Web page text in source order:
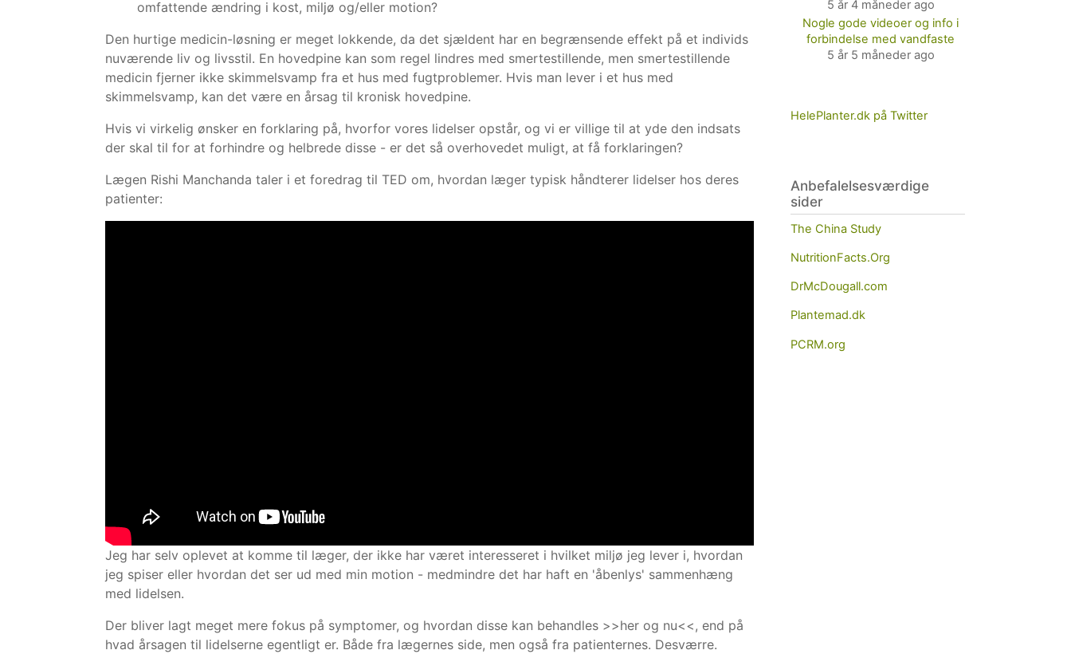
omfattende ændring i kost, miljø og/eller motion?
Den hurtige medicin-løsning er meget lokkende, da det sjældent har en begrænsende effekt på et individs
nuværende liv og livsstil. En hovedpine kan som regel lindres med smertestillende, men smertestillende
medicin fjerner ikke skimmelsvamp fra et hus med fugtproblemer. Hvis man lever i et hus med
skimmelsvamp, kan det være en årsag til kronisk hovedpine.
Hvis vi virkelig ønsker en forklaring på, hvorfor vores lidelser opstår, og vi er villige til at yde den indsats
der skal til for at forhindre og helbrede disse - er det så overhovedet muligt, at få forklaringen?
Lægen Rishi Manchanda taler i et foredrag til TED om, hvordan læger typisk håndterer lidelser hos deres
patienter:
Jeg har selv oplevet at komme til læger, der ikke har været interesseret i hvilket miljø jeg lever i, hvordan
jeg spiser eller hvordan det ser ud med min motion - medmindre det har haft en 'åbenlys' sammenhæng
med lidelsen.
Der bliver lagt meget mere fokus på symptomer, og hvordan disse kan behandles >>her og nu<<, end på
hvad årsagen til lidelserne egentligt er. Både fra lægernes side, men også fra patienternes. Desværre.
5 år 4 måneder ago
Nogle gode videoer og info i
forbindelse med vandfaste
5 år 5 måneder ago
HelePlanter.dk på Twitter
Anbefalelsesværdige
sider
The China Study
NutritionFacts.Org
DrMcDougall.com
Plantemad.dk
PCRM.org